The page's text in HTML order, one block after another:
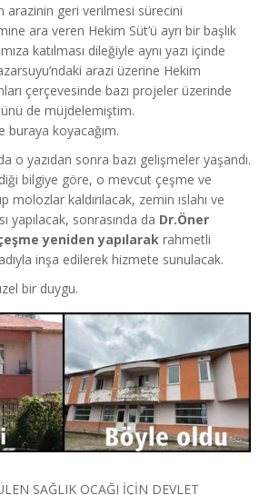
arazinin geri verilmesi sürecini
ara veren Hekim Süt’ü ayrı bir başlık
katılması dileğiyle aynı yazı içinde
arazi üzerine Hekim
çerçevesinde bazı projeler üzerinde
de müjdelemiştim.
buraya koyacağım.
o yazıdan sonra bazı gelişmeler yaşandı.
bilgiye göre, o mevcut çeşme ve
molozlar kaldırılacak, zemin ıslahı ve
yapılacak, sonrasında da Dr.Öner
yeniden yapılarak rahmetli
inşa edilerek hizmete sunulacak.
bir duygu.
SAĞLIK OCAĞI İÇİN DEVLET